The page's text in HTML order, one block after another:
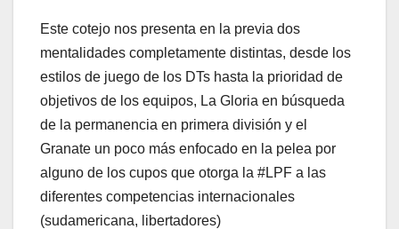
Este cotejo nos presenta en la previa dos
mentalidades completamente distintas, desde los
estilos de juego de los DTs hasta la prioridad de
objetivos de los equipos, La Gloria en búsqueda
de la permanencia en primera división y el
Granate un poco más enfocado en la pelea por
alguno de los cupos que otorga la #LPF a las
diferentes competencias internacionales
(sudamericana, libertadores)